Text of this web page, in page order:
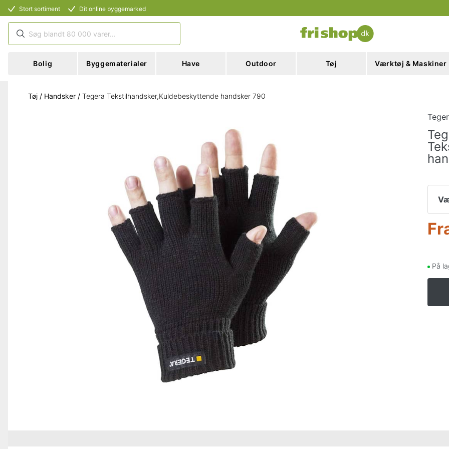
Stort sortiment Dit online byggemarked
Bolig Byggematerialer Have Outdoor Tøj Værktøj & Maskiner
Tøj / Handsker / Tegera Tekstilhandsker,Kuldebeskyttende handsker 790
På